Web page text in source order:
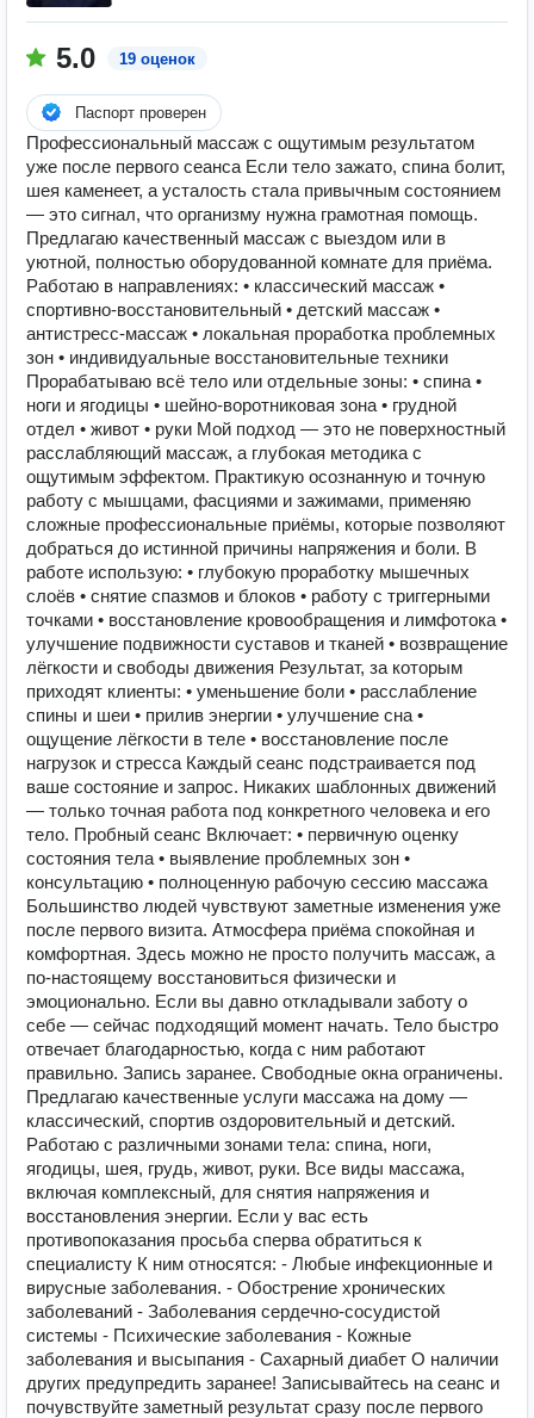
5.0 19 оценок
Паспорт проверен
Профессиональный массаж с ощутимым результатом
уже после первого сеанса Если тело зажато, спина болит,
шея каменеет, а усталость стала привычным состоянием
— это сигнал, что организму нужна грамотная помощь.
Предлагаю качественный массаж с выездом или в
уютной, полностью оборудованной комнате для приёма.
Работаю в направлениях: • классический массаж •
спортивно-восстановительный • детский массаж •
антистресс-массаж • локальная проработка проблемных
зон • индивидуальные восстановительные техники
Прорабатываю всё тело или отдельные зоны: • спина •
ноги и ягодицы • шейно-воротниковая зона • грудной
отдел • живот • руки Мой подход — это не поверхностный
расслабляющий массаж, а глубокая методика с
ощутимым эффектом. Практикую осознанную и точную
работу с мышцами, фасциями и зажимами, применяю
сложные профессиональные приёмы, которые позволяют
добраться до истинной причины напряжения и боли. В
работе использую: • глубокую проработку мышечных
слоёв • снятие спазмов и блоков • работу с триггерными
точками • восстановление кровообращения и лимфотока •
улучшение подвижности суставов и тканей • возвращение
лёгкости и свободы движения Результат, за которым
приходят клиенты: • уменьшение боли • расслабление
спины и шеи • прилив энергии • улучшение сна •
ощущение лёгкости в теле • восстановление после
нагрузок и стресса Каждый сеанс подстраивается под
ваше состояние и запрос. Никаких шаблонных движений
— только точная работа под конкретного человека и его
тело. Пробный сеанс Включает: • первичную оценку
состояния тела • выявление проблемных зон •
консультацию • полноценную рабочую сессию массажа
Большинство людей чувствуют заметные изменения уже
после первого визита. Атмосфера приёма спокойная и
комфортная. Здесь можно не просто получить массаж, а
по-настоящему восстановиться физически и
эмоционально. Если вы давно откладывали заботу о
себе — сейчас подходящий момент начать. Тело быстро
отвечает благодарностью, когда с ним работают
правильно. Запись заранее. Свободные окна ограничены.
Предлагаю качественные услуги массажа на дому —
классический, спортив оздоровительный и детский.
Работаю с различными зонами тела: спина, ноги,
ягодицы, шея, грудь, живот, руки. Все виды массажа,
включая комплексный, для снятия напряжения и
восстановления энергии. Если у вас есть
противопоказания просьба сперва обратиться к
специалисту К ним относятся: - Любые инфекционные и
вирусные заболевания. - Обострение хронических
заболеваний - Заболевания сердечно-сосудистой
системы - Психические заболевания - Кожные
заболевания и высыпания - Сахарный диабет О наличии
других предупредить заранее! Записывайтесь на сеанс и
почувствуйте заметный результат сразу после первого